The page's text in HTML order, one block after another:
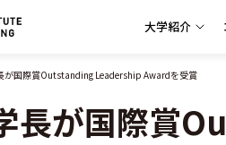
大学紹介
が国際賞Outstanding Leadership Awardを受賞
長が国際賞